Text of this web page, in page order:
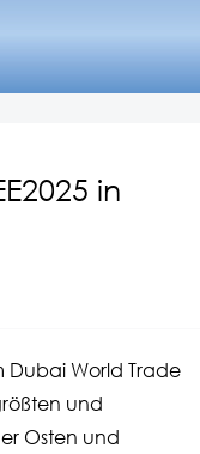
in
Dubai World Trade
und
Osten und